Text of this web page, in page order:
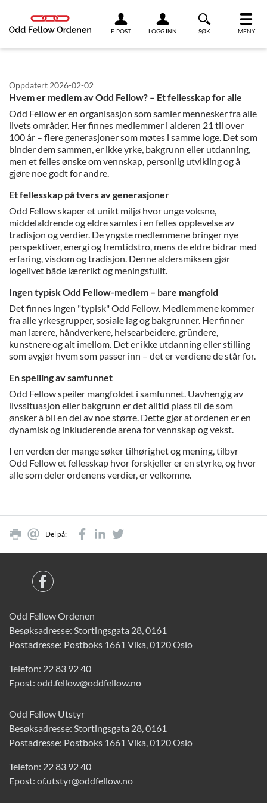
E-POST LOGG INN SØK MENY
Oppdatert 2026-02-02
Hvem er medlem av Odd Fellow? – Et fellesskap for alle
Odd Fellow er en organisasjon som samler mennesker fra alle
livets områder. Her finnes medlemmer i alderen 21 til over
100 år – flere generasjoner som møtes i samme loge. Det som
binder dem sammen, er ikke yrke, bakgrunn eller utdanning,
men et felles ønske om vennskap, personlig utvikling og å
gjøre noe godt for andre.
Et fellesskap på tvers av generasjoner
Odd Fellow skaper et unikt miljø hvor unge voksne,
middelaldrende og eldre samles i en felles opplevelse av
tradisjon og verdier. De yngste medlemmene bringer nye
perspektiver, energi og fremtidstro, mens de eldre bidrar med
erfaring, visdom og tradisjon. Denne aldersmiksen gjør
logelivet både lærerikt og meningsfullt.
Ingen typisk Odd Fellow-medlem – bare mangfold
Det finnes ingen "typisk" Odd Fellow. Medlemmene kommer
fra alle yrkesgrupper, sosiale lag og bakgrunner. Her finner
man lærere, håndverkere, helsearbeidere, gründere,
kunstnere og alt imellom. Det er ikke utdanning eller stilling
som avgjør hvem som passer inn – det er verdiene de står for.
En speiling av samfunnet
Odd Fellow speiler mangfoldet i samfunnet. Uavhengig av
livssituasjon eller bakgrunn er det alltid plass til de som
ønsker å bli en del av noe større. Dette gjør at ordenen er en
dynamisk og inkluderende arena for vennskap og vekst.
I en verden der mange søker tilhørighet og mening, tilbyr
Odd Fellow et fellesskap hvor forskjeller er en styrke, og hvor
alle som deler ordenens verdier, er velkomne.
Del på:
Odd Fellow Ordenen
Besøksadresse: Stortingsgata 28, 0161
Postadresse: Postboks 1661 Vika, 0120 Oslo
Telefon: 22 83 92 40
Epost: odd.fellow@oddfellow.no
Odd Fellow Utstyr
Besøksadresse: Stortingsgata 28, 0161
Postadresse: Postboks 1661 Vika, 0120 Oslo
Telefon: 22 83 92 40
Epost: of.utstyr@oddfellow.no